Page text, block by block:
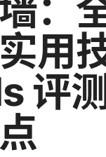
：
用
评